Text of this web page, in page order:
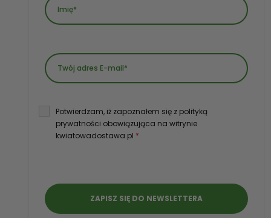
Potwierdzam, iż zapoznałem się z polityką
prywatności obowiązująca na witrynie
kwiatowadostawa.pl *